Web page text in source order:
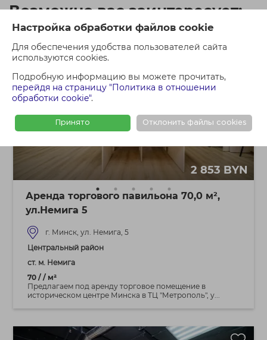
Настройка обработки файлов cookie
Для обеспечения удобства пользователей сайта
используются cookies.
Подробную информацию вы можете прочитать,
перейдя на страницу "Политика в отношении
обработки cookie".
Принято Отклонить файлы cookies
Возможно вас заинтересует:
2 853 BYN
Аренда торгового павильона 70,0 м²,
ул.Немига 5
г. Минск, ул. Немига, 5
Центральный район
ст. м. Немига
70 / / м²
Предлагаем под аренду торговое помещение в
историческом центре Минска в ТЦ "Метрополь", у...